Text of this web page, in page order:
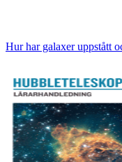
Hur har galaxer uppstått